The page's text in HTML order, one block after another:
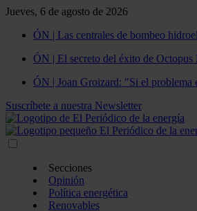
Jueves, 6 de agosto de 2026
ÓN | Las centrales de bombeo
ÓN | El secreto del éxito de
ÓN | Joan Groizard: "Si el problema
Suscríbete a nuestra Newsletter
Secciones
Opinión
Política energética
Renovables